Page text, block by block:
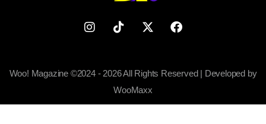
Woo! Magazine ©2024 - 2026 All Rights Reserved | Developed by
WooMaxx